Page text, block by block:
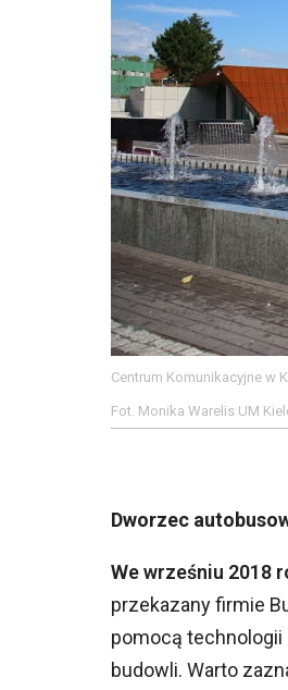
Centrum Komunikacyjne w
Fot. Monika Warelis UM
Dworzec
We wrześniu 2018
przekazany firmie
pomocą technologii
budowli. Warto